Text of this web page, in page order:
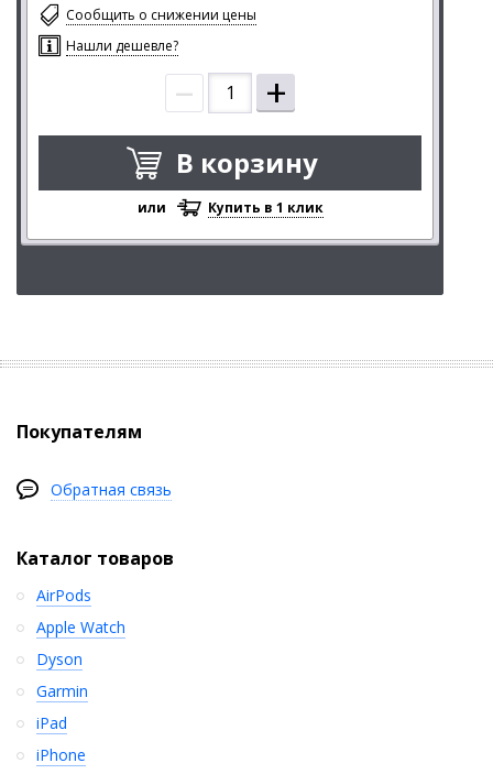
Сообщить о снижении цены
Нашли дешевле?
– +
В корзину
или Купить в 1 клик
Покупателям
Обратная связь
Каталог товаров
AirPods
Apple Watch
Dyson
Garmin
iPad
iPhone